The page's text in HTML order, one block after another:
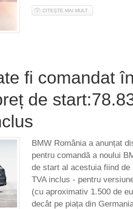
CITEȘTE MAI MULT
fi comandat
de
BMW România a anunțat
pentru comandă a noului
de start al acestuia fiind de
TVA inclus - pentru
(cu aproximativ 1.500 de
decât pe piața din